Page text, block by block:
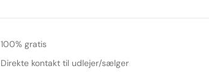
100% gratis
Direkte kontakt til udlejer/sælger